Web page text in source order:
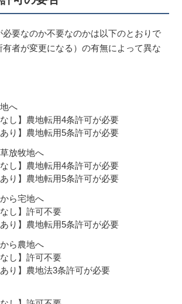
必要なのか不要なのかは以下のとおりで
者が変更になる）の有無によって異な
へ
なし】農地転用4条許可が必要
あり】農地転用5条許可が必要
放牧地へ
なし】農地転用4条許可が必要
あり】農地転用5条許可が必要
ら宅地へ
なし】許可不要
あり】農地転用5条許可が必要
ら農地へ
なし】許可不要
あり】農地法3条許可が必要